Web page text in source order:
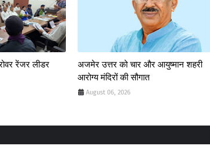
रेंजर लीडर
अजमेर उत्तर को चार और आयुष्मान शहरी
आरोग्य मंदिरों की सौगात
August 06, 2026